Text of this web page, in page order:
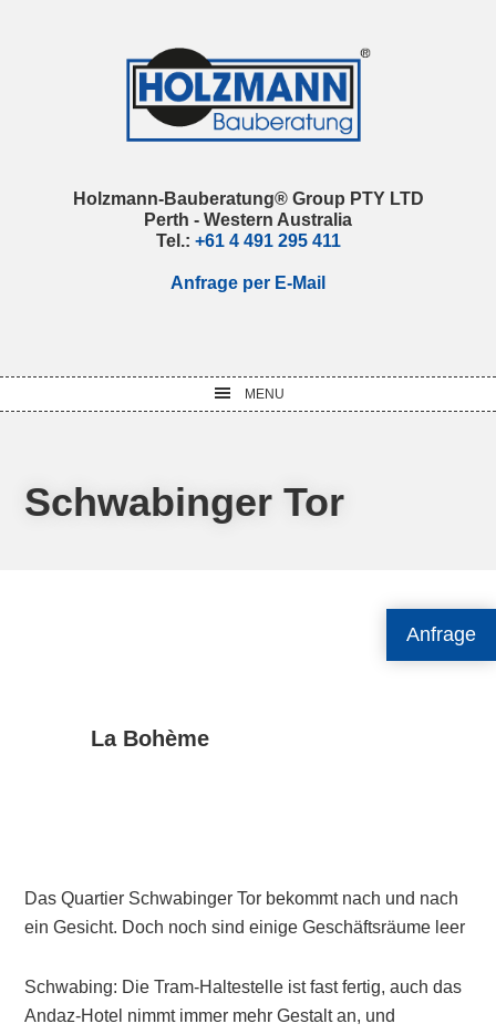
Anfrage
Holzmann-Bauberatung® Group PTY LTD
Perth - Western Australia
Tel.: +61 4 491 295 411
Anfrage per E-Mail
MENU
Schwabinger Tor
La Bohème
Das Quartier Schwabinger Tor bekommt nach und nach
ein Gesicht. Doch noch sind einige Geschäftsräume leer
Schwabing: Die Tram-Haltestelle ist fast fertig, auch das
Andaz-Hotel nimmt immer mehr Gestalt an, und